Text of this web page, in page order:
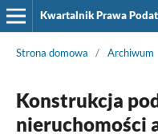
Kwartalnik Prawa
Strona domowa / Archiwum
Konstrukcja
nieruchomości